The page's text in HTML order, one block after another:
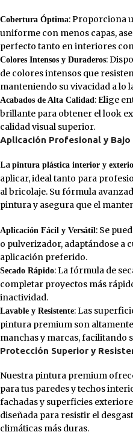
Cobertura Óptima: Proporciona
uniforme con menos capas,
perfecto tanto en interiores
Colores Intensos y Duraderos:
de colores intensos que
manteniendo su vivacidad a lo
Acabados de Alta Calidad : Elige
brillante para obtener el look
calidad visual superior.
Aplicación Profesional y
La pintura plástica interior y
aplicar, ideal tanto para
al bricolaje. Su fórmula
pintura y asegura que el
Aplicación Fácil y Versátil : Se
o pulverizador, adaptándose a
aplicación preferido.
Secado Rápido: La fórmula de
completar proyectos más
inactividad.
Lavable y Resistente: Las
pintura premium son
manchas y marcas, facilitando
Protección Superior y
Nuestra pintura premium
para tus paredes y techos
fachadas y superficies
diseñada para resistir el
climáticas más duras.